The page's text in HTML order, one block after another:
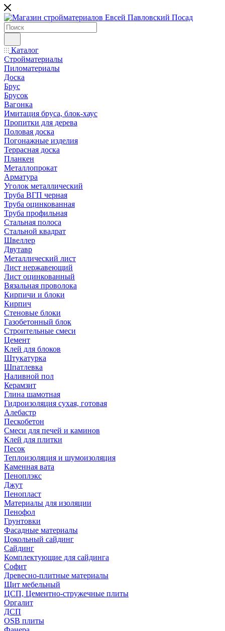
Каталог
Стройматериалы
Пиломатериалы
Доска
Брус
Брусок
Вагонка
Имитация бруса, блок-хаус
Пропитки для дерева
Половая доска
Погонажные изделия
Террасная доска
Планкен
Металлопрокат
Арматура
Уголок металлический
Труба ВГП черная
Труба оцинкованная
Труба профильная
Стальная полоса
Стальной квадрат
Швеллер
Двутавр
Металлический лист
Лист нержавеющий
Лист оцинкованный
Вязальная проволока
Кирпичи и блоки
Кирпич
Стеновые блоки
Газобетонный блок
Строительные смеси
Цемент
Клей для блоков
Штукатурка
Шпатлевка
Наливной пол
Керамзит
Глина шамотная
Гидроизоляция сухая, готовая
Алебастр
Пескобетон
Смеси для печей и каминов
Клей для плитки
Песок
Теплоизоляция и шумоизоляция
Каменная вата
Пеноплэкс
Джут
Пенопласт
Материалы для изоляции
Пенофол
Грунтовки
Фасадные материалы
Цокольный сайдинг
Сайдинг
Комплектующие для сайдинга
Софит
Древесно-плитные материалы
Щит мебельный
ЦСП, Цементно-стружечные плиты
Оргалит
ДСП
OSB плиты